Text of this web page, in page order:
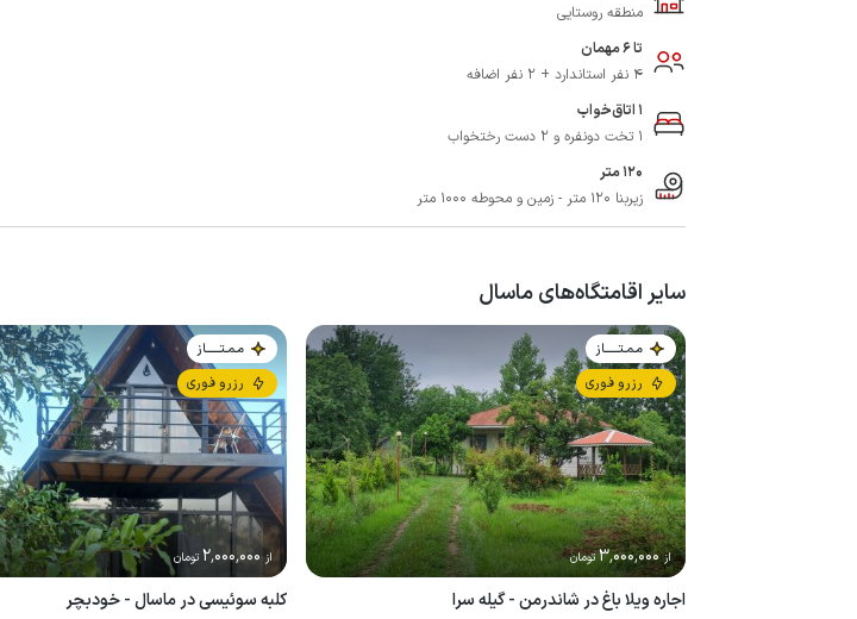
منطقه روستایی
تا 6 مهمان
4 نفر استاندارد + 2 نفر اضافه
1 اتاق‌خواب
1 تخت دونفره و 2 دست رختخواب
120 متر
زیربنا 120 متر - زمین و محوطه 1000 متر
سایر اقامتگاه‌های ماسال
مـمـتــــــاز
رزرو فوری
از 3٬000٬000تومان
اجاره ویلا باغ در شاندرمن - گیله سرا
مـمـتــــــاز
رزرو فوری
از 2٬000٬000 تومان
کلبه سوئیسی در ماسال - خودبچر